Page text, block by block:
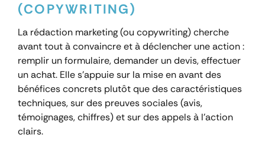
(COPYWRITING)
La rédaction marketing (ou copywriting) cherche
avant tout à convaincre et à déclencher une action :
remplir un formulaire, demander un devis, effectuer
un achat. Elle s’appuie sur la mise en avant des
bénéfices concrets plutôt que des caractéristiques
techniques, sur des preuves sociales (avis,
témoignages, chiffres) et sur des appels à l’action
clairs.